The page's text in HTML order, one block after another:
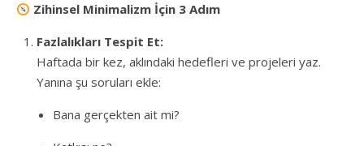
Zihinsel Minimalizm İçin 3 Adım
Fazlalıkları Tespit Et:
Haftada bir kez, aklındaki hedefleri ve projeleri yaz.
Yanına şu soruları ekle:
Bana gerçekten ait mi?